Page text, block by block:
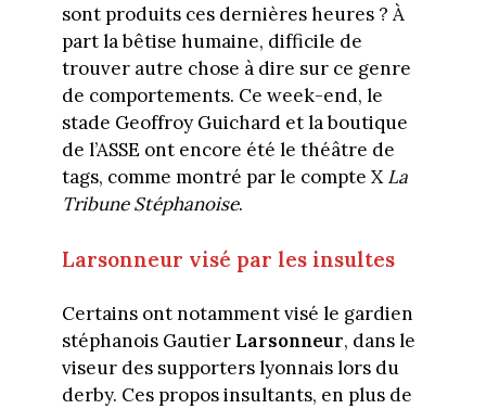
sont produits ces dernières heures ? À
part la bêtise humaine, difficile de
trouver autre chose à dire sur ce genre
de comportements. Ce week-end, le
stade Geoffroy Guichard et la boutique
de l’ASSE ont encore été le théâtre de
tags, comme montré par le compte XLa
Tribune Stéphanoise.
Larsonneur visé par les insultes
Certains ont notamment visé le gardien
stéphanois Gautier Larsonneur, dans le
viseur des supporters lyonnais lors du
derby. Ces propos insultants, en plus de